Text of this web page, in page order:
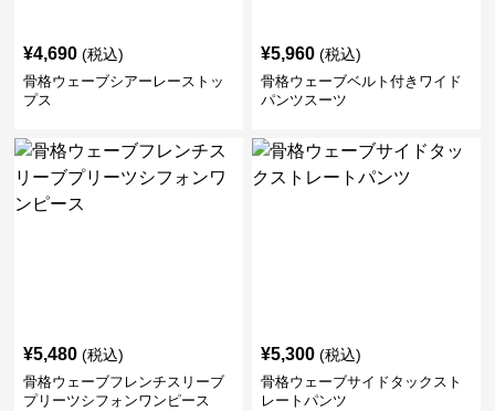
¥4,690 (税込)
骨格ウェーブシアーレーストッ
プス
¥5,960 (税込)
骨格ウェーブベルト付きワイド
パンツスーツ
¥5,480 (税込)
骨格ウェーブフレンチスリーブ
プリーツシフォンワンピース
¥5,300 (税込)
骨格ウェーブサイドタックスト
レートパンツ